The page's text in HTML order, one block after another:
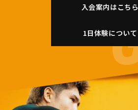
入会案内はこちら
1日体験について